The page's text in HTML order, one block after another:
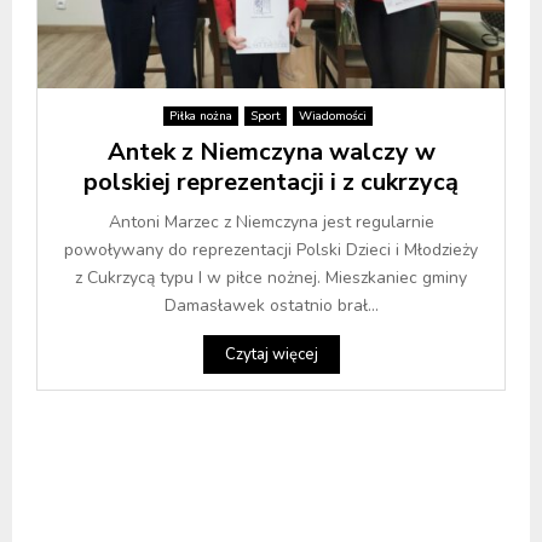
Piłka nożna Sport Wiadomości
Antek z Niemczyna walczy w
polskiej reprezentacji i z cukrzycą
Antoni Marzec z Niemczyna jest regularnie
powoływany do reprezentacji Polski Dzieci i Młodzieży
z Cukrzycą typu I w piłce nożnej. Mieszkaniec gminy
Damasławek ostatnio brał...
Czytaj więcej